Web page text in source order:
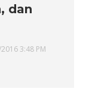
dan
3:48 PM